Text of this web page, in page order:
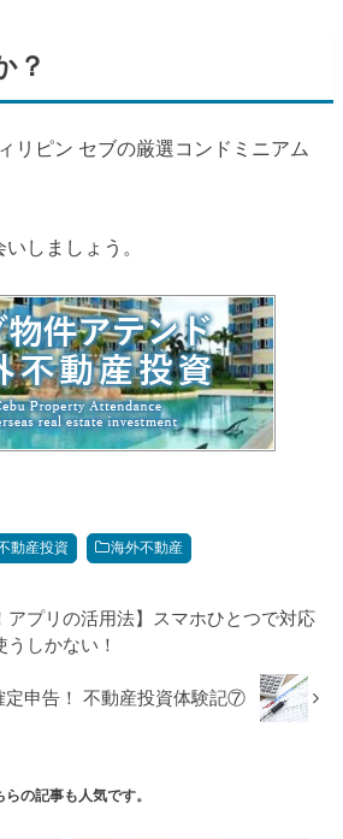
？
リピン セブの厳選コンドミニアム
しましょう。
動産投資 海外不動産
アプリの活用法】スマホひとつで対応
しかない！
定申告！ 不動産投資体験記⑦
らの記事も人気です。